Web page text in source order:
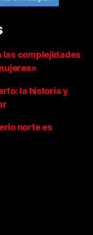
las complejidades
la historia y
norte es